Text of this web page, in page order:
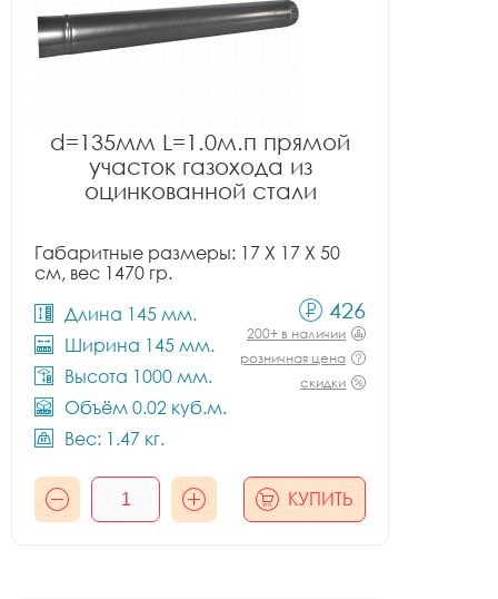
d=135мм L=1.0м.п прямой
участок газохода из
оцинкованной стали
Габаритные размеры: 17 X 17 X 50
см, вес 1470 гр.
Длина 145 мм.
Ширина 145 мм.
Высота 1000 мм.
Объём 0.02 куб.м.
Вес: 1.47 кг.
426
200+ в наличии
розничная цена
скидки
КУПИТЬ